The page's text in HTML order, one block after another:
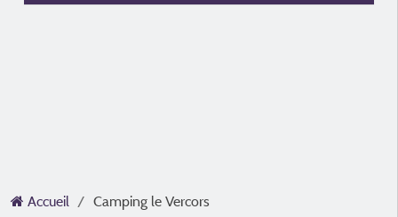
Accueil Camping le Vercors